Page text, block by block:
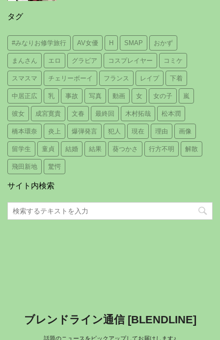
タグ
#みなりお修学旅行 AV女優 H SMAP おかず
まんさん エロ グラビア コスプレイヤー コミケ
スマスマ チェリーボーイ フランス レイプ 下着
中居正広 乳 事故 写真 動画 女 女の子 嵐
彼女 成宮寛貴 文春 最終回 木村拓哉 松本潤
橋本環奈 炎上 爆弾発言 犯人 現在 理由 画像
留学生 童貞 結婚 結果 葵つかさ 行方不明 解散
飛田新地 驚愕
サイト内検索
ブレンドライン通信 [BLENDLINE]
話題のニュースをピックアップしてお届けします♪